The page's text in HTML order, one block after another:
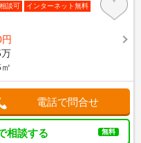
談可 インターネット無料
電話で問合せ
相談する 無料